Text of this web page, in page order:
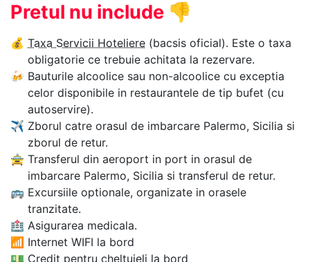
Pretul nu include 👎
💰 Taxa Servicii Hoteliere (bacsis oficial). Este o taxa
obligatorie ce trebuie achitata la rezervare.
🍻 Bauturile alcoolice sau non-alcoolice cu exceptia
celor disponibile in restaurantele de tip bufet (cu
autoservire).
✈ Zborul catre orasul de imbarcare Palermo, Sicilia si
zborul de retur.
🚖 Transferul din aeroport in port in orasul de
imbarcare Palermo, Sicilia si transferul de retur.
🚌 Excursiile optionale, organizate in orasele
tranzitate.
🏥 Asigurarea medicala.
📶 Internet WIFI la bord
💵 Credit pentru cheltuieli la bord